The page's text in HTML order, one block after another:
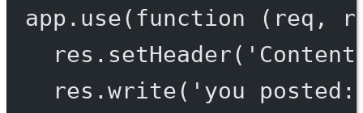
app. use( function ( req ,
res. setHeader(
res.write( 'you posted: